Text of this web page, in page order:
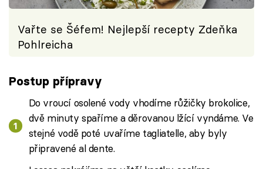
Vařte se Šéfem! Nejlepší recepty Zdeňka
Pohlreicha
Postup přípravy
Do vroucí osolené vody vhodíme růžičky brokolice,
dvě minuty spaříme a děrovanou lžící vyndáme. Ve
stejné vodě poté uvaříme tagliatelle, aby byly
připravené al dente.